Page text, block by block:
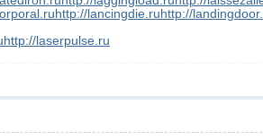
http://lancingdie.ruhttp://
http://laserpulse.ru